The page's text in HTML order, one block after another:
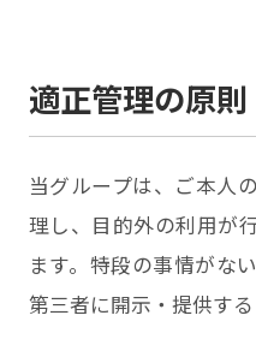
適正管理の原則
当グループは、ご本人
理し、目的外の利用が
ます。特段の事情がな
第三者に開示・提供する